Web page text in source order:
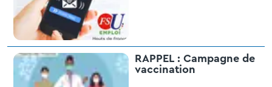
RAPPEL : Campagne de
vaccination